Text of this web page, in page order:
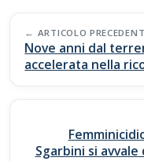
b
o
o
k
s
A
p
p
y
Post
navigation
ARTICOLO
Nove anni dal
accelerata nella
Sgarbini si